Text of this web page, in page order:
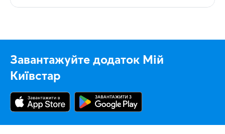
Завантажуйте додаток Мій
Київстар